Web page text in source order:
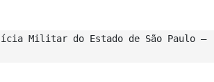
Militar do Estado de São Paulo –